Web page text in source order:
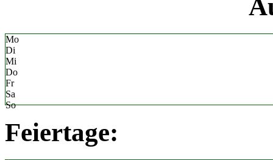
Mo
Di
Mi
Do
Fr
Sa
So
Feiertage: